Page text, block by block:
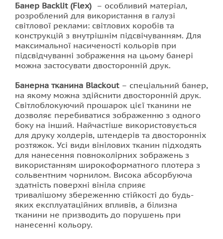
Банер Backlit (Flex) – особливий матеріал,
розроблений для використання в галузі
світлової реклами: світлових коробів та
конструкцій з внутрішнім підсвічуванням. Для
максимальної насиченості кольорів при
підсвідчуванні зображення на цьому банері
можна застосувати двосторонній друк.
Банерна тканина Blackout – спеціальний банер,
на якому можна здійснити двосторонній друк.
Cвітлоблокуючий прошарок цієї тканини не
дозволяє перебиватися зображенню з одного
боку на інший. Найчастіше використовується
для друку холдерів, штендерів та двосторонніх
розтяжок. Усі види вінілових тканин підходять
для нанесення повноколірних зображень з
використанням широкоформатного плотера з
сольвентним чорнилом. Висока абсорбуюча
здатність поверхні вініла сприяє
тривалішому збереженню стійкості до будь-
яких експлуатаційних впливів, а білизна
тканини не призводить до порушень при
нанесенні кольору.